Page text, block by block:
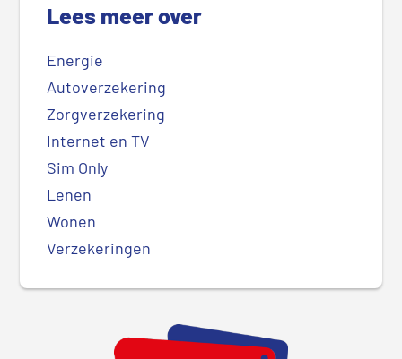
Lees meer over
Energie
Autoverzekering
Zorgverzekering
Internet en TV
Sim Only
Lenen
Wonen
Verzekeringen